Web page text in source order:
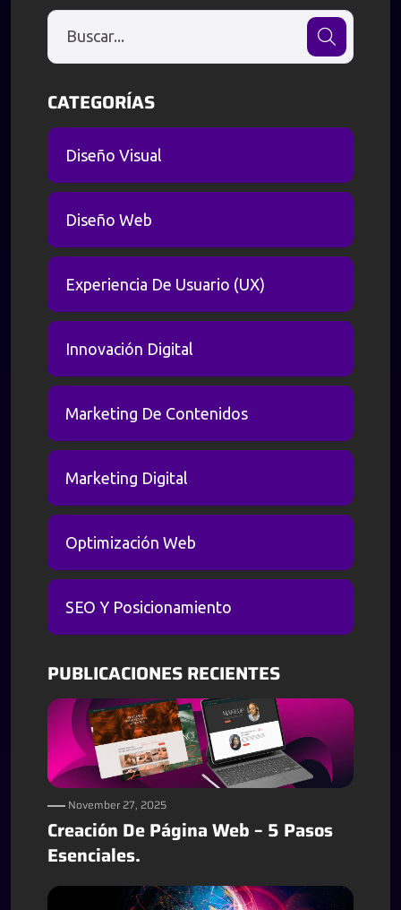
CATEGORÍAS
Diseño Visual
Diseño Web
Experiencia De Usuario (UX)
Innovación Digital
Marketing De Contenidos
Marketing Digital
Optimización Web
SEO Y Posicionamiento
PUBLICACIONES RECIENTES
November 27, 2025
Creación De Página Web – 5 Pasos
Esenciales.